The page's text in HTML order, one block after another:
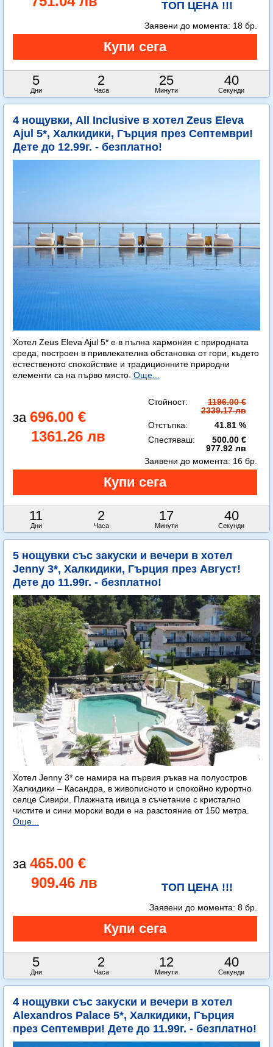
ТОП ЦЕНА !!!
5
Дни
2
Часа
25
Минути
38
Секунди
Заявени до момента: 18 бр.
4 нощувки, All Inclusive в хотел Zeus Eleva
Ajul 5*, Халкидики, Гърция през Септември!
Дете до 12.99г. - безплатно!
Хотел Zeus Eleva Ajul 5* е в пълна хармония с природната
среда, построен в привлекателна обстановка от гори, където
естественото спокойствие и традиционните природни
елементи са на първо място. Още...
696.00 €
1361.26 лв
Стойност:
1196.00 €
2339.17 лв
Отстъпка:
41.81 %
Спестяваш:
500.00 €
977.92 лв
11
Дни
2
Часа
17
Минути
38
Секунди
Заявени до момента: 16 бр.
5 нощувки със закуски и вечери в хотел
Jenny 3*, Халкидики, Гърция през Август!
Дете до 11.99г. - безплатно!
Хотел Jenny 3* се намира на първия ръкав на полуостров
Халкидики – Касандра, в живописното и спокойно курортно
селце Сивири. Плажната ивица в съчетание с кристално
чистите и сини морски води е на разстояние от 150 метра.
Още...
465.00 €
909.46 лв
ТОП ЦЕНА !!!
5
Дни
2
Часа
12
Минути
38
Секунди
Заявени до момента: 8 бр.
4 нощувки със закуски и вечери в хотел
Alexandros Palace 5*, Халкидики, Гърция
през Септември! Дете до 11.99г. - безплатно!